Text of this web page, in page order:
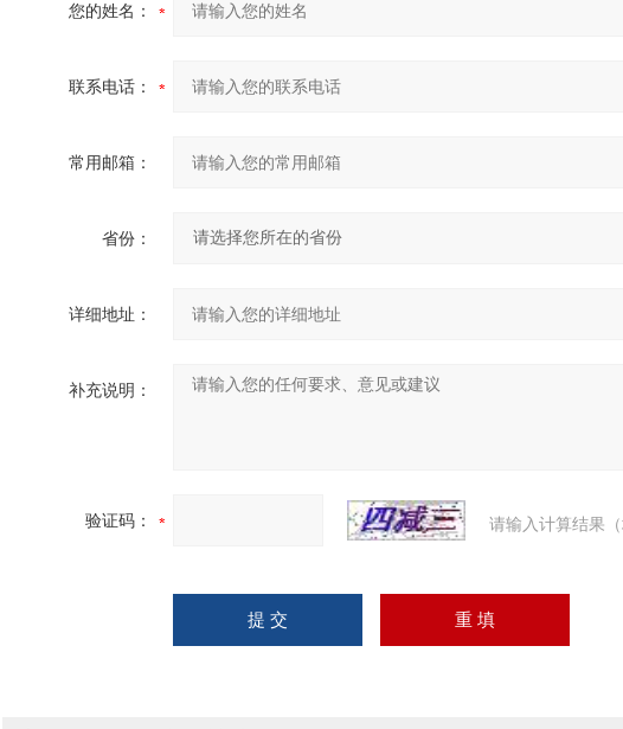
您的姓名：
联系电话：
常用邮箱：
省份：
详细地址：
补充说明：
验证码： 请输入计算结果